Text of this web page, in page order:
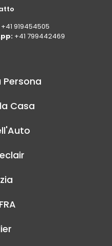
+41 919454505
+41 799442469
Persona
Casa